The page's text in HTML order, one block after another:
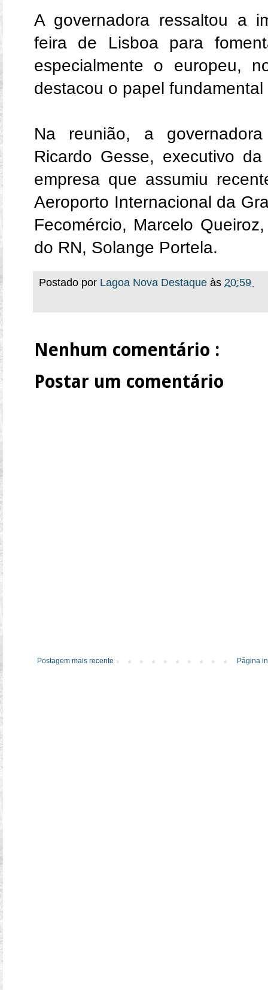
A governadora ressaltou a
feira de Lisboa para
especialmente o europeu,
destacou o papel
Na reunião, a
Ricardo Gesse, executivo
empresa que assumiu
Aeroporto Internacional da
Fecomércio, Marcelo
do RN, Solange Portela.
Postado por Lagoa Nova Destaque às 20:59
Nenhum comentário :
Postar um comentário
Postagem mais recente Página